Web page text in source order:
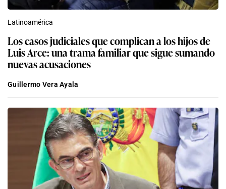
Latinoamérica
Los casos judiciales que complican a los hijos de
Luis Arce: una trama familiar que sigue sumando
nuevas acusaciones
Guillermo Vera Ayala